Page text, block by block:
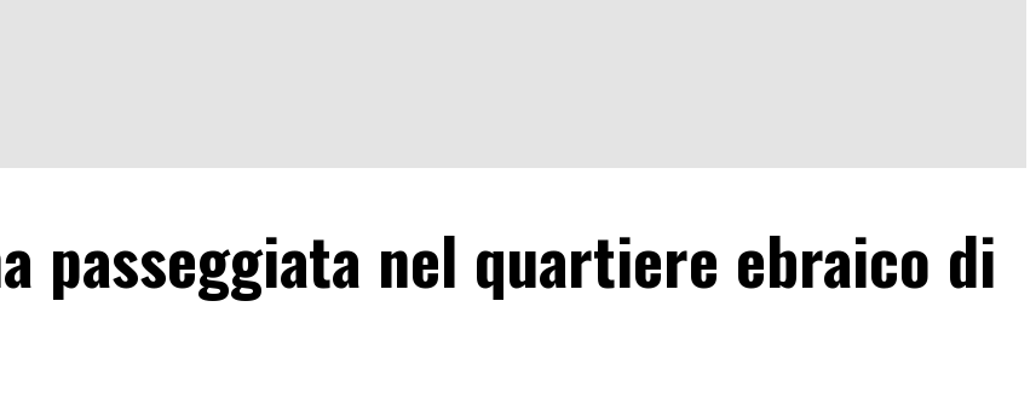
passeggiata nel quartiere ebraico di